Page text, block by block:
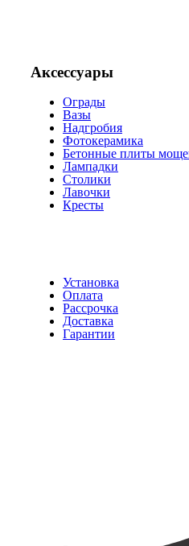
Аксессуары
Ограды
Вазы
Надгробия
Фотокерамика
Бетонные плиты
Лампадки
Столики
Лавочки
Кресты
Установка
Оплата
Рассрочка
Доставка
Гарантии